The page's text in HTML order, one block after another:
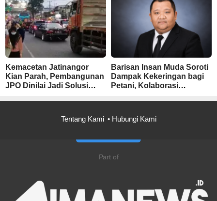
Kemacetan Jatinangor
Kian Parah, Pembangunan
JPO Dinilai Jadi Solusi
Barisan Insan Muda Soroti
Dampak Kekeringan bagi
Petani, Kolaborasi
Tentang Kami
Hubungi Kami
Part of